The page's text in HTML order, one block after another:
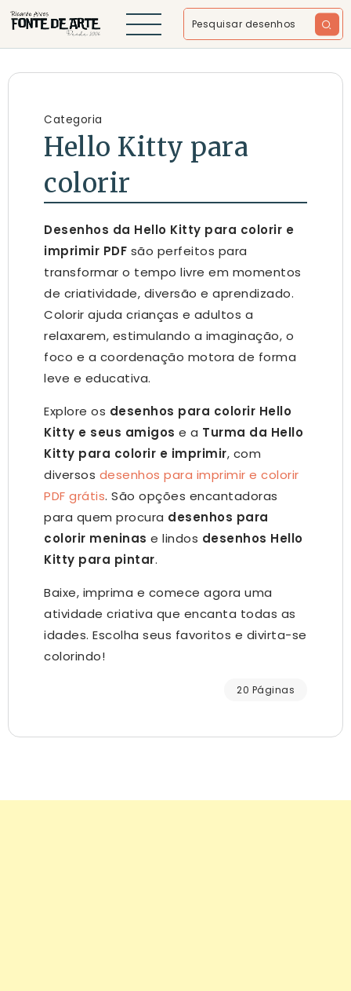
Categoria
Hello Kitty para
colorir
Desenhos da Hello Kitty para colorir e
imprimir PDF são perfeitos para
transformar o tempo livre em momentos
de criatividade, diversão e aprendizado.
Colorir ajuda crianças e adultos a
relaxarem, estimulando a imaginação, o
foco e a coordenação motora de forma
leve e educativa.
Explore os desenhos para colorir Hello
Kitty e seus amigos e a Turma da Hello
Kitty para colorir e imprimir, com
diversos desenhos para imprimir e colorir
PDF grátis. São opções encantadoras
para quem procura desenhos para
colorir meninas e lindos desenhos Hello
Kitty para pintar.
Baixe, imprima e comece agora uma
atividade criativa que encanta todas as
idades. Escolha seus favoritos e divirta-se
colorindo!
20 Páginas